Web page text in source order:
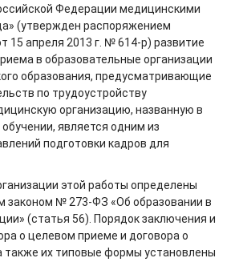
Федерации медицинскими
(утвержден распоряжением
15 апреля 2013 г. № 614-р) развитие
в образовательные организации
образования, предусматривающие
по трудоустройству
организацию, названную в
является одним из
подготовки кадров для
этой работы определены
№ 273-ФЗ «Об образовании в
(статья 56). Порядок заключения и
о целевом приеме и договора о
также их типовые формы установлены